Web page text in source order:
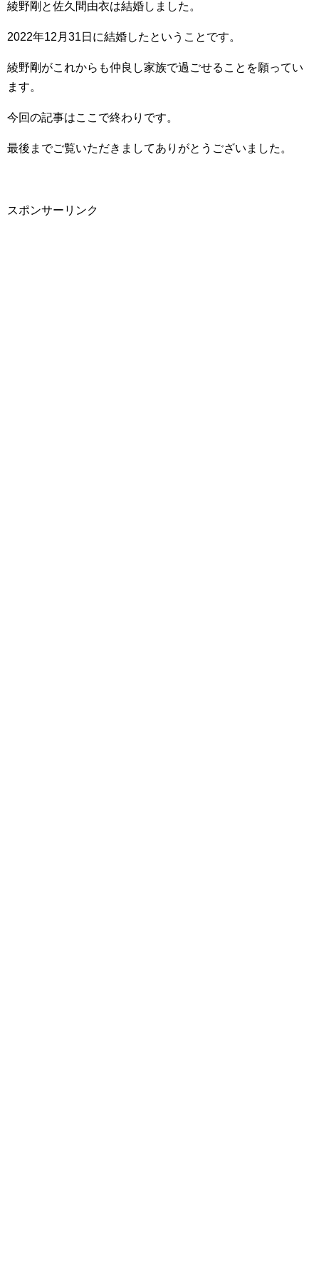
綾野剛と佐久間由衣は結婚しました。
2022年12月31日に結婚したということです。
綾野剛がこれからも仲良し家族で過ごせることを願ってい
ます。
今回の記事はここで終わりです。
最後までご覧いただきましてありがとうございました。
スポンサーリンク